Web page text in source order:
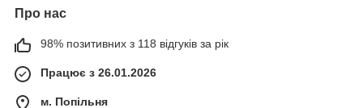
Про нас
98% позитивних з 118 відгуків за рік
Працює з 26.01.2026
м. Попільня